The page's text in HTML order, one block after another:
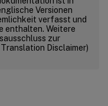
Versionen
verfasst und
enthalten. Weitere
zur
Disclaimer)